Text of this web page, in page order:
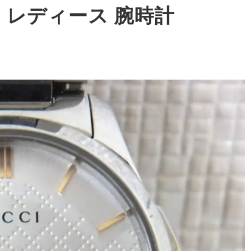
ディース 腕時計